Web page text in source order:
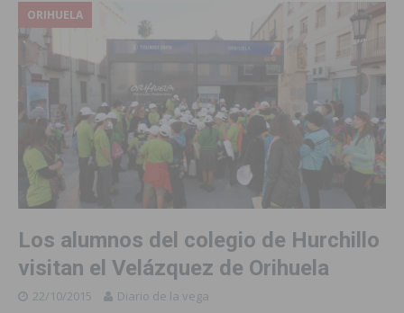
ORIHUELA
Los alumnos del colegio de Hurchillo
visitan el Velázquez de Orihuela
22/10/2015 Diario de la vega